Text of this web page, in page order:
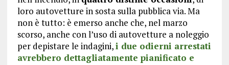
loro autovetture in sosta sulla pubblica via. Ma
non è tutto: è emerso anche che, nel marzo
scorso, anche con l’uso di autovetture a noleggio
per depistare le indagini,i due odierni arrestati
avrebbero dettagliatamente pianificato e